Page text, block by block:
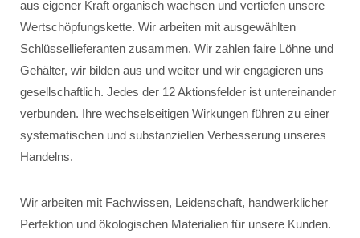
aus eigener Kraft organisch wachsen und vertiefen unsere
Wertschöpfungskette. Wir arbeiten mit ausgewählten
Schlüssellieferanten zusammen. Wir zahlen faire Löhne und
Gehälter, wir bilden aus und weiter und wir engagieren uns
gesellschaftlich. Jedes der 12 Aktionsfelder ist untereinander
verbunden. Ihre wechselseitigen Wirkungen führen zu einer
systematischen und substanziellen Verbesserung unseres
Handelns.
Wir arbeiten mit Fachwissen, Leidenschaft, handwerklicher
Perfektion und ökologischen Materialien für unsere Kunden.